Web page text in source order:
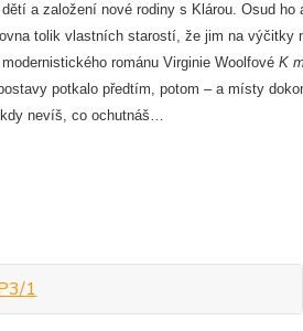
a založení nové rodiny s Klárou. Osud
tolik vlastních starostí, že jim na výčitky
románu Virginie Woolfové K
potkalo předtím, potom – a místy
nevíš, co ochutnáš…
1